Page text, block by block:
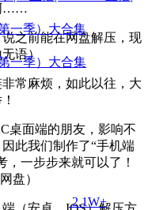
……
之前能在网盘解压，现
语）
常麻烦，如此以往，大
桌面端的朋友，影响不
此我们制作了“手机端
，一步步来就可以了！
盘）
一季）大合集
一季）大合集
2.1W+